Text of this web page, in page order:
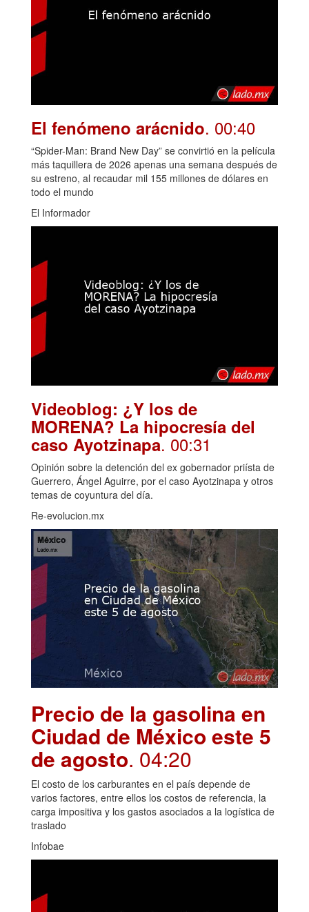
El fenómeno arácnido. 00:40
“Spider-Man: Brand New Day” se convirtió en la película
más taquillera de 2026 apenas una semana después de
su estreno, al recaudar mil 155 millones de dólares en
todo el mundo
El Informador
Videoblog: ¿Y los de
MORENA? La hipocresía del
caso Ayotzinapa. 00:31
Opinión sobre la detención del ex gobernador priísta de
Guerrero, Ángel Aguirre, por el caso Ayotzinapa y otros
temas de coyuntura del día.
Re-evolucion.mx
Precio de la gasolina en
Ciudad de México este 5
de agosto. 04:20
El costo de los carburantes en el país depende de
varios factores, entre ellos los costos de referencia, la
carga impositiva y los gastos asociados a la logística de
traslado
Infobae